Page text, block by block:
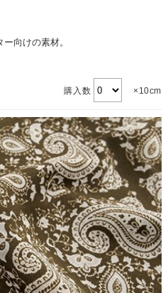
向けの素材。
購入数 ×10cm